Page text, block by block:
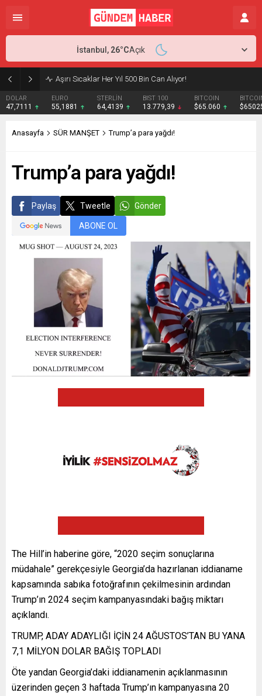
Aşırı Sıcaklar Her Yıl 500 Bin Can Alıyor!
DOLAR
47,7111
EURO
55,1881
STERLİN
64,4139
BIST 100
13.779,39
BITCOIN
$65.060
İstanbul, 26°CAçık
Anasayfa SÜR MANŞET Trump’a para yağdı!
Trump’a para yağdı!
Paylaş Tweetle Gönder
ABONE OL
The Hill’in haberine göre, “2020 seçim sonuçlarına
müdahale” gerekçesiyle Georgia’da hazırlanan iddianame
kapsamında sabıka fotoğrafının çekilmesinin ardından
Trump’ın 2024 seçim kampanyasındaki bağış miktarı
açıklandı.
TRUMP, ADAY ADAYLIĞI İÇİN 24 AĞUSTOS’TAN BU YANA
7,1 MİLYON DOLAR BAĞIŞ TOPLADI
Öte yandan Georgia’daki iddianamenin açıklanmasının
üzerinden geçen 3 haftada Trump’ın kampanyasına 20